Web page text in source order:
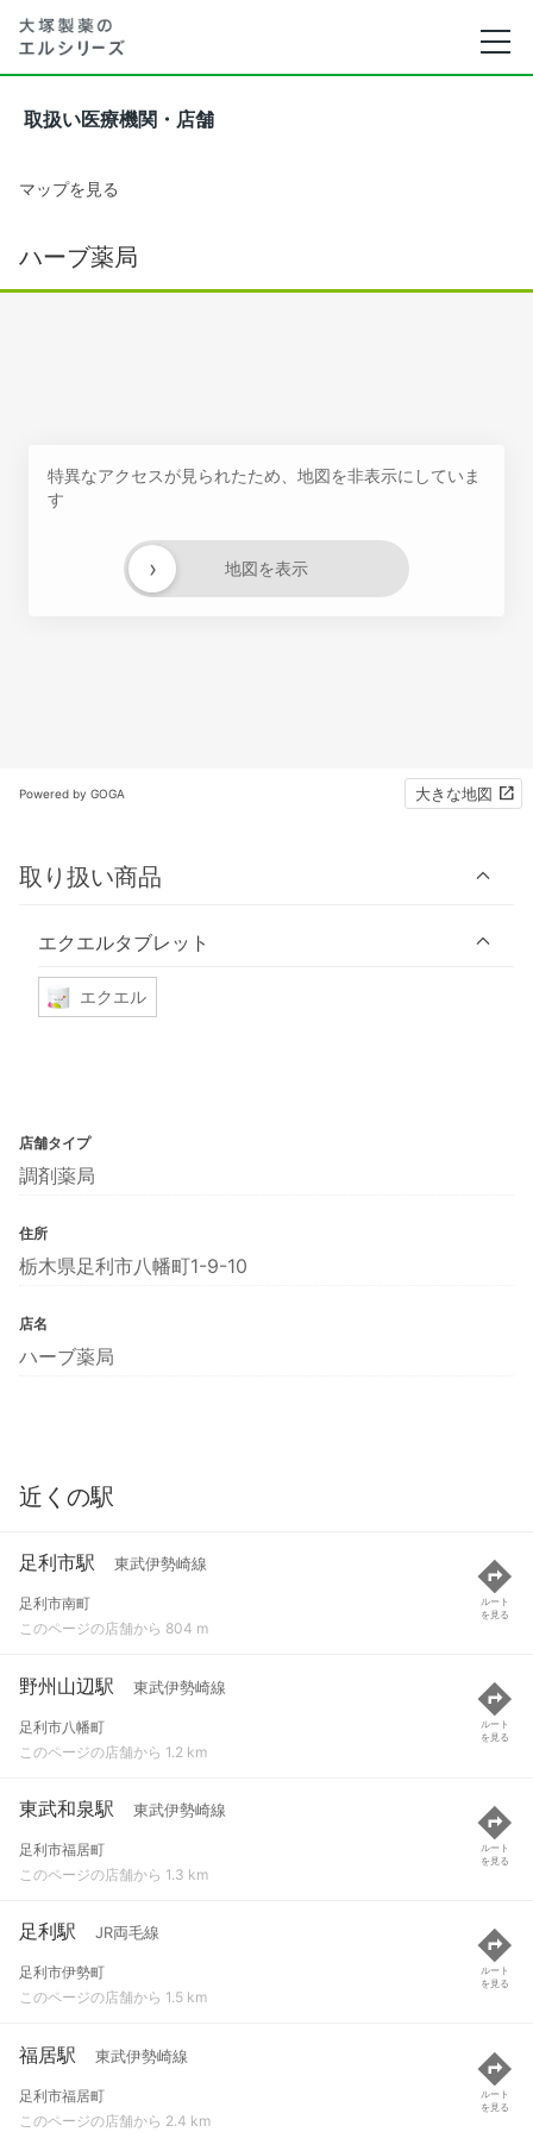
取扱い医療機関・店舗
マップを見る
ハーブ薬局
特異なアクセスが見られたため、地図を非表示にしていま
す
地図を表示
›
Powered by GOGA 大きな地図
取り扱い商品
エクエルタブレット
エクエル
店舗タイプ
調剤薬局
住所
栃木県足利市八幡町1-9-10
店名
ハーブ薬局
近くの駅
足利市駅 東武伊勢崎線
足利市南町
このページの店舗から 804 m
ルート
を見る
野州山辺駅 東武伊勢崎線
足利市八幡町
このページの店舗から 1.2 km
ルート
を見る
東武和泉駅 東武伊勢崎線
足利市福居町
このページの店舗から 1.3 km
ルート
を見る
足利駅 JR両毛線
足利市伊勢町
このページの店舗から 1.5 km
ルート
を見る
福居駅 東武伊勢崎線
足利市福居町
このページの店舗から 2.4 km
ルート
を見る